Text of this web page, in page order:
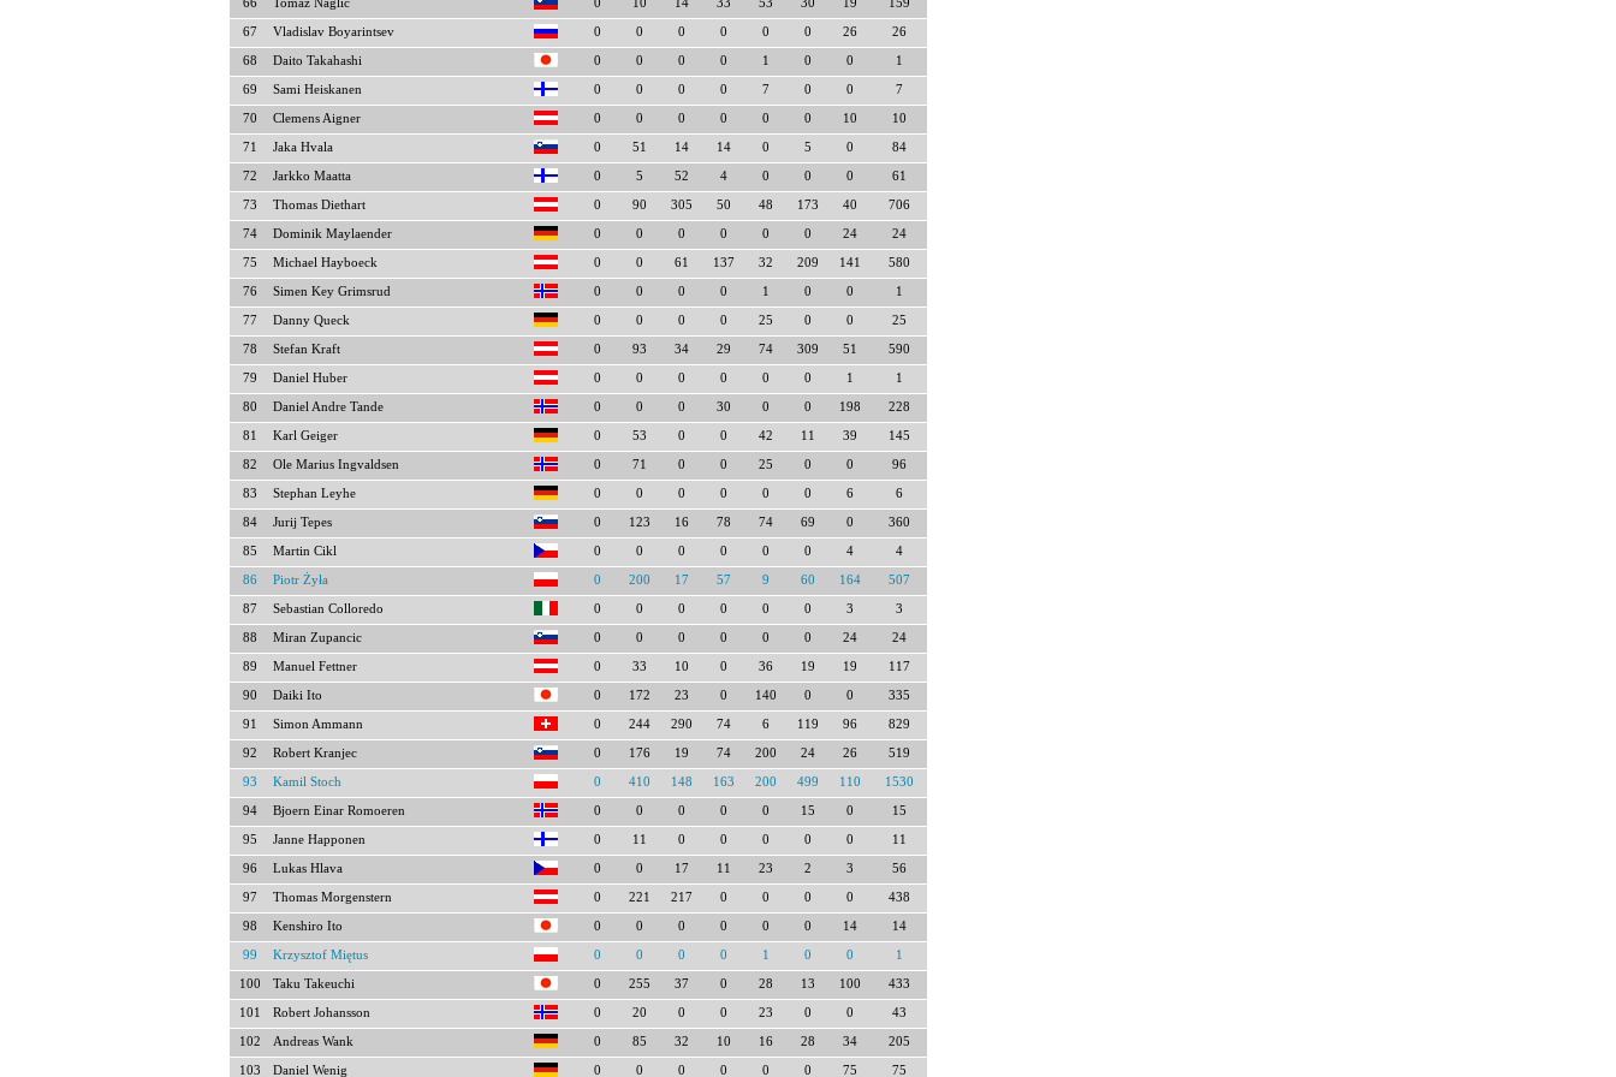
66 Tomaz Naglic 0 10 14 33 53 30 19 159
67 Vladislav Boyarintsev 0 0 0 0 0 0 26 26
68 Daito Takahashi 0 0 0 0 1 0 0 1
69 Sami Heiskanen 0 0 0 0 7 0 0 7
70 Clemens Aigner 0 0 0 0 0 0 10 10
71 Jaka Hvala 0 51 14 14 0 5 0 84
72 Jarkko Maatta 0 5 52 4 0 0 0 61
73 Thomas Diethart 0 90 305 50 48 173 40 706
74 Dominik Maylaender 0 0 0 0 0 0 24 24
75 Michael Hayboeck 0 0 61 137 32 209 141 580
76 Simen Key Grimsrud 0 0 0 0 1 0 0 1
77 Danny Queck 0 0 0 0 25 0 0 25
78 Stefan Kraft 0 93 34 29 74 309 51 590
79 Daniel Huber 0 0 0 0 0 0 1 1
80 Daniel Andre Tande 0 0 0 30 0 0 198 228
81 Karl Geiger 0 53 0 0 42 11 39 145
82 Ole Marius Ingvaldsen 0 71 0 0 25 0 0 96
83 Stephan Leyhe 0 0 0 0 0 0 6 6
84 Jurij Tepes 0 123 16 78 74 69 0 360
85 Martin Cikl 0 0 0 0 0 0 4 4
86 Piotr Żyła 0 200 17 57 9 60 164 507
87 Sebastian Colloredo 0 0 0 0 0 0 3 3
88 Miran Zupancic 0 0 0 0 0 0 24 24
89 Manuel Fettner 0 33 10 0 36 19 19 117
90 Daiki Ito 0 172 23 0 140 0 0 335
91 Simon Ammann 0 244 290 74 6 119 96 829
92 Robert Kranjec 0 176 19 74 200 24 26 519
93 Kamil Stoch 0 410 148 163 200 499 110 1530
94 Bjoern Einar Romoeren 0 0 0 0 0 15 0 15
95 Janne Happonen 0 11 0 0 0 0 0 11
96 Lukas Hlava 0 0 17 11 23 2 3 56
97 Thomas Morgenstern 0 221 217 0 0 0 0 438
98 Kenshiro Ito 0 0 0 0 0 0 14 14
99 Krzysztof Miętus 0 0 0 0 1 0 0 1
100 Taku Takeuchi 0 255 37 0 28 13 100 433
101 Robert Johansson 0 20 0 0 23 0 0 43
102 Andreas Wank 0 85 32 10 16 28 34 205
103 Daniel Wenig 0 0 0 0 0 0 75 75